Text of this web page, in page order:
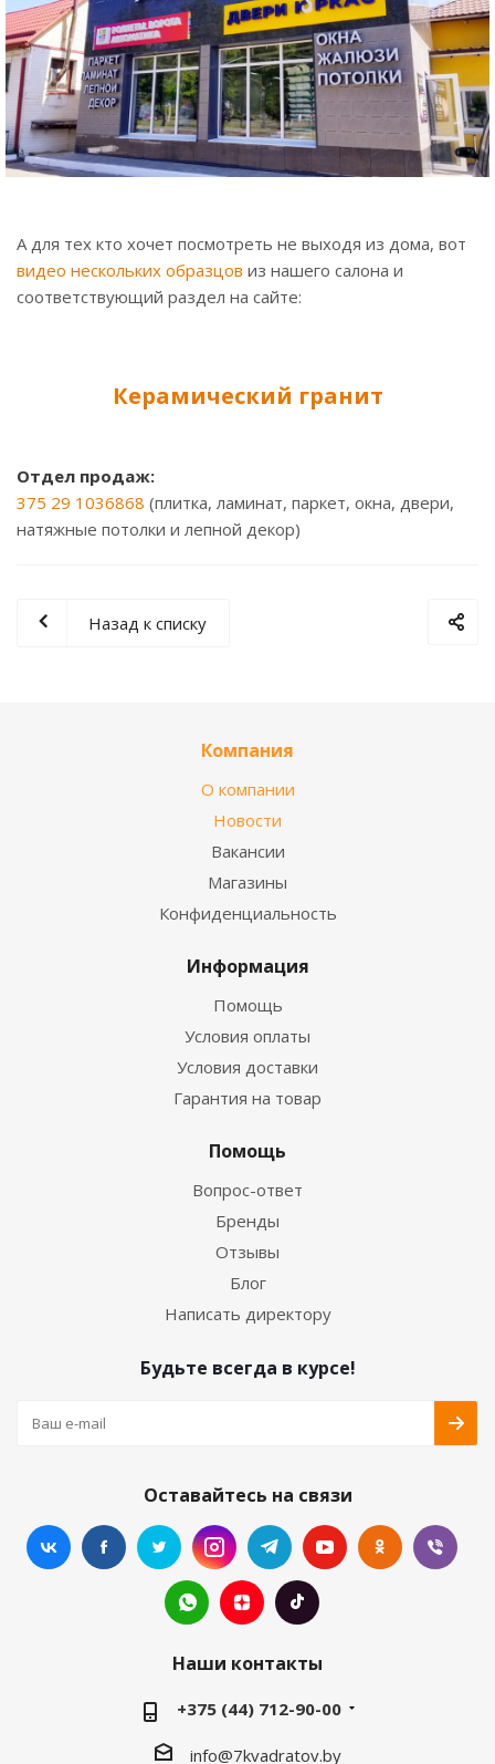
А для тех кто хочет посмотреть не выходя из дома, вот
видео нескольких образцов из нашего салона и
соответствующий раздел на сайте:
Керамический гранит
Отдел продаж:
375 29 1036868 (плитка, ламинат, паркет, окна, двери,
натяжные потолки и лепной декор)
Назад к списку
Компания
О компании
Новости
Вакансии
Магазины
Конфиденциальность
Информация
Помощь
Условия оплаты
Условия доставки
Гарантия на товар
Помощь
Вопрос-ответ
Бренды
Отзывы
Блог
Написать директору
Будьте всегда в курсе!
Оставайтесь на связи
Наши контакты
+375 (44) 712-90-00
info@7kvadratov.by